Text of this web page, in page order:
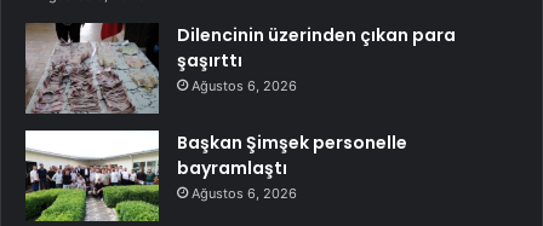
Dilencinin üzerinden çıkan para
şaşırttı
Ağustos 6, 2026
Başkan Şimşek personelle
bayramlaştı
Ağustos 6, 2026